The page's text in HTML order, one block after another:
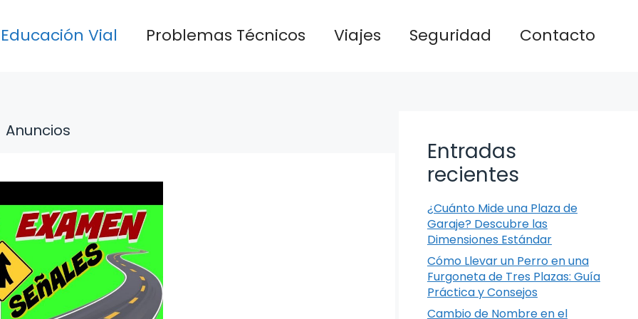
Educación Vial Problemas Técnicos Viajes Seguridad Contacto
Anuncios
Entradas
recientes
¿Cuánto Mide una Plaza de
Garaje? Descubre las
Dimensiones Estándar
Cómo Llevar un Perro en una
Furgoneta de Tres Plazas: Guía
Práctica y Consejos
Cambio de Nombre en el